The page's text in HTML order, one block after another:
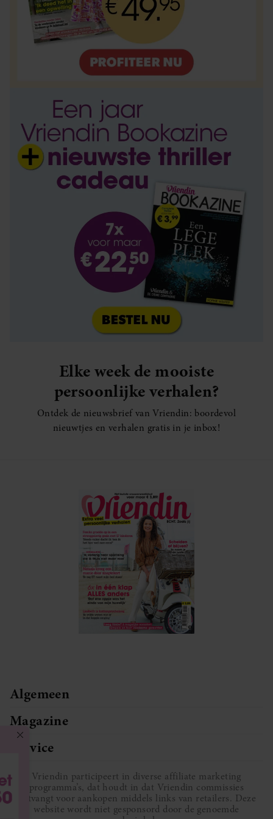
Elke week de mooiste
persoonlijke verhalen?
Ontdek de nieuwsbrief van Vriendin: boordevol
nieuwtjes en verhalen gratis in je inbox!
Algemeen
Magazine
Service
Vriendin participeert in diverse affiliate marketing
programma’s, dat houdt in dat Vriendin commissies
ontvangt voor aankopen middels links van retailers. Deze
website wordt niet gesponsord door de genoemde